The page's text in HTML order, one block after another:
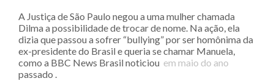
A Justiça de São Paulo negou a uma mulher chamada
Dilma a possibilidade de trocar de nome. Na ação, ela
dizia que passou a sofrer “bullying” por ser homônima da
ex-presidente do Brasil e queria se chamar Manuela,
como a BBC News Brasil noticiou em maio do ano
passado .